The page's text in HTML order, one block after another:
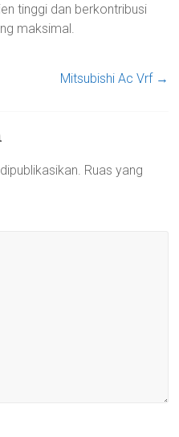
tinggi dan berkontribusi
maksimal.
Mitsubishi Ac Vrf →
Ruas yang